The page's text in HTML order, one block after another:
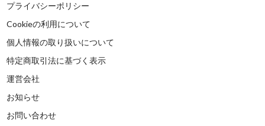
プライバシーポリシー
Cookieの利用について
個人情報の取り扱いについて
特定商取引法に基づく表示
運営会社
お知らせ
お問い合わせ